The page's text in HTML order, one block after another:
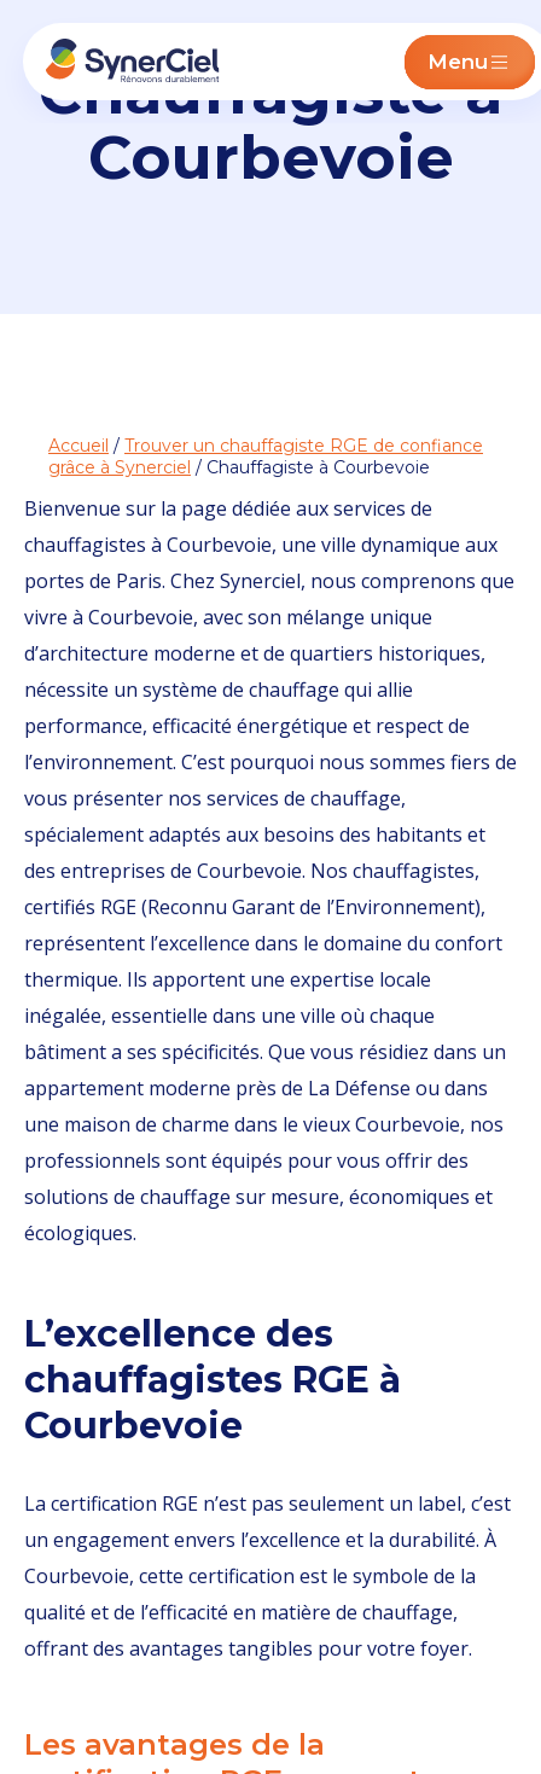
Menu
Chauffagiste à
Courbevoie
Accueil / Trouver un chauffagiste RGE de confiance
grâce à Synerciel / Chauffagiste à Courbevoie
Bienvenue sur la page dédiée aux services de
chauffagistes à Courbevoie, une ville dynamique aux
portes de Paris. Chez Synerciel, nous comprenons que
vivre à Courbevoie, avec son mélange unique
d’architecture moderne et de quartiers historiques,
nécessite un système de chauffage qui allie
performance, efficacité énergétique et respect de
l’environnement. C’est pourquoi nous sommes fiers de
vous présenter nos services de chauffage,
spécialement adaptés aux besoins des habitants et
des entreprises de Courbevoie. Nos chauffagistes,
certifiés RGE (Reconnu Garant de l’Environnement),
représentent l’excellence dans le domaine du confort
thermique. Ils apportent une expertise locale
inégalée, essentielle dans une ville où chaque
bâtiment a ses spécificités. Que vous résidiez dans un
appartement moderne près de La Défense ou dans
une maison de charme dans le vieux Courbevoie, nos
professionnels sont équipés pour vous offrir des
solutions de chauffage sur mesure, économiques et
écologiques.
L’excellence des
chauffagistes RGE à
Courbevoie
La certification RGE n’est pas seulement un label, c’est
un engagement envers l’excellence et la durabilité. À
Courbevoie, cette certification est le symbole de la
qualité et de l’efficacité en matière de chauffage,
offrant des avantages tangibles pour votre foyer.
Les avantages de la